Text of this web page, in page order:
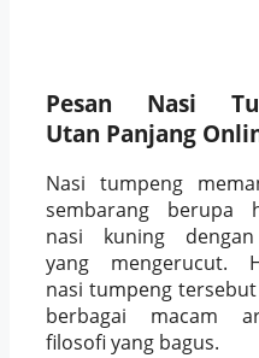
Pesan Nasi
Utan Panjang
Nasi tumpeng
sembarang berupa
nasi kuning
yang mengerucut.
nasi tumpeng
berbagai macam
filosofi yang bagus.